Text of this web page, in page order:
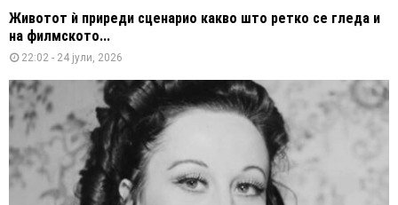
Животот ѝ приреди сценарио какво што ретко се гледа и
на филмското...
22:02 - 24 јули, 2026